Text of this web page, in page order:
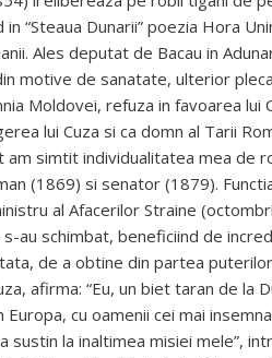
in “Steaua Dunarii” poezia Hora
Ales deputat de Bacau in
motive de sanatate, ulterior
Moldovei, refuza in favoarea lui
lui Cuza si ca domn al Tarii
am simtit individualitatea mea de
(1869) si senator (1879).
al Afacerilor Straine
au schimbat, beneficiind de
de a obtine din partea
afirma: “Eu, un biet taran de la
Europa, cu oamenii cei mai
sustin la inaltimea misiei mele”,